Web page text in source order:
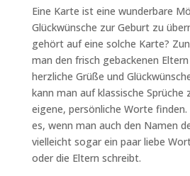
Eine Karte ist eine wunderbare
Glückwünsche zur Geburt zu
gehört auf eine solche Karte?
man den frisch gebackenen
herzliche Grüße und
kann man auf klassische Sprüche
eigene, persönliche Worte
es, wenn man auch den Namen
vielleicht sogar ein paar liebe
oder die Eltern schreibt.